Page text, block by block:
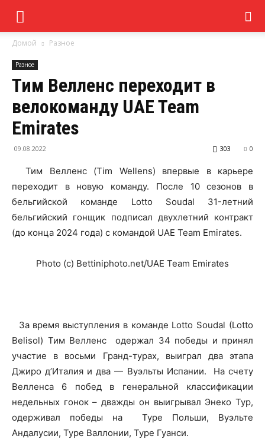
Домой Разное
Разное
Тим Велленс переходит в
велокоманду UAE Team
Emirates
09.08.2022 0
303
Тим Велленс (Tim Wellens) впервые в карьере
переходит в новую команду. После 10 сезонов в
бельгийской команде Lotto Soudal 31-летний
бельгийский гонщик подписал двухлетний контракт
(до конца 2024 года) с командой UAE Team Emirates.
Photo (c) Bettiniphoto.net/UAE Team Emirates
За время выступления в команде Lotto Soudal (Lotto
Belisol) Тим Велленс одержал 34 победы и принял
участие в восьми Гранд-турах, выиграл два этапа
Джиро д’Италия и два — Вуэльты Испании. На счету
Велленса 6 побед в генеральной классификации
недельных гонок – дважды он выигрывал Энеко Тур,
одерживал победы на Туре Польши, Вуэльте
Андалусии, Туре Валлонии, Туре Гуанси.